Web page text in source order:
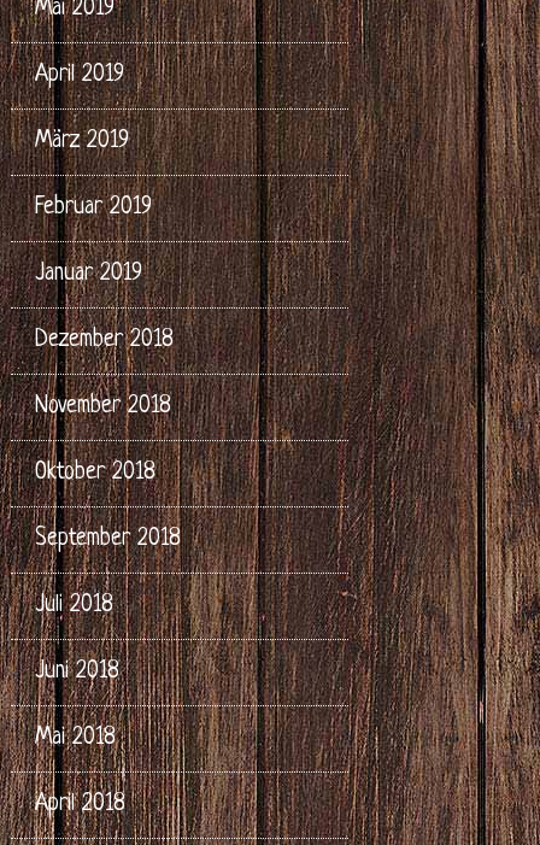
Mai 2019
April 2019
März 2019
Februar 2019
Januar 2019
Dezember 2018
November 2018
Oktober 2018
September 2018
Juli 2018
Juni 2018
Mai 2018
April 2018